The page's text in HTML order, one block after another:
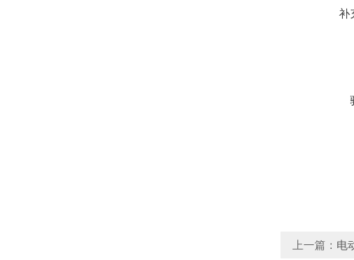
补
上一篇： 电